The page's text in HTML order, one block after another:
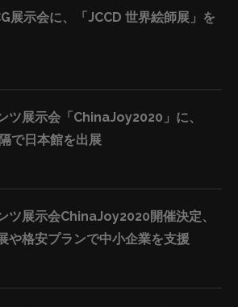
。複数のSNSを運用しながら詳細な
ンセットで提供し、学生と講師イラ
ントも数十万を超えました。その理
ラストレーターの方々は高い技術力
、日本国内の仕事だけで生活できる
す。一方で中国では高い技術力のあ
が足りておらず、学びたい人がたく
はそこに着目し、事業を行っていま
ンテンツ業界の企業との提携を強化
展示会に、「JCCD 世界絵師展」を
ツ展示会「ChinaJoy2020」に、
で日本館を出展
ツ展示会ChinaJoy2020開催決定、
や格安プランで中小企業を支援